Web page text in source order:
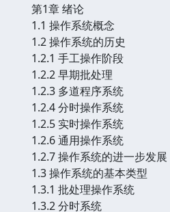
第1章 绪论
1.1 操作系统概念
1.2 操作系统的历史
1.2.1 手工操作阶段
1.2.2 早期批处理
1.2.3 多道程序系统
1.2.4 分时操作系统
1.2.5 实时操作系统
1.2.6 通用操作系统
1.2.7 操作系统的进一步发展
1.3 操作系统的基本类型
1.3.1 批处理操作系统
1.3.2 分时系统